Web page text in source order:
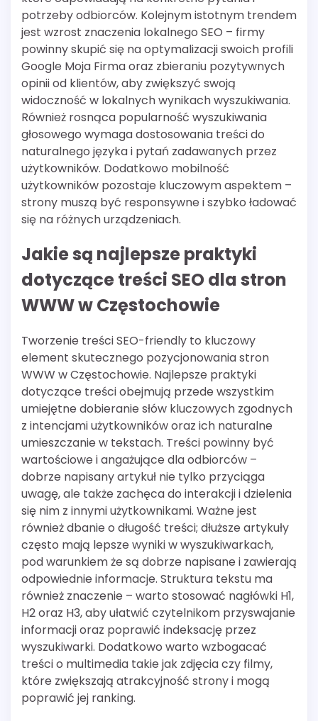
potrzeby odbiorców. Kolejnym istotnym trendem
jest wzrost znaczenia lokalnego SEO – firmy
powinny skupić się na optymalizacji swoich profili
Google Moja Firma oraz zbieraniu pozytywnych
opinii od klientów, aby zwiększyć swoją
widoczność w lokalnych wynikach wyszukiwania.
Również rosnąca popularność wyszukiwania
głosowego wymaga dostosowania treści do
naturalnego języka i pytań zadawanych przez
użytkowników. Dodatkowo mobilność
użytkowników pozostaje kluczowym aspektem –
strony muszą być responsywne i szybko ładować
się na różnych urządzeniach.
Jakie są najlepsze praktyki
dotyczące treści SEO dla stron
WWW w Częstochowie
Tworzenie treści SEO-friendly to kluczowy
element skutecznego pozycjonowania stron
WWW w Częstochowie. Najlepsze praktyki
dotyczące treści obejmują przede wszystkim
umiejętne dobieranie słów kluczowych zgodnych
z intencjami użytkowników oraz ich naturalne
umieszczanie w tekstach. Treści powinny być
wartościowe i angażujące dla odbiorców –
dobrze napisany artykuł nie tylko przyciąga
uwagę, ale także zachęca do interakcji i dzielenia
się nim z innymi użytkownikami. Ważne jest
również dbanie o długość treści; dłuższe artykuły
często mają lepsze wyniki w wyszukiwarkach,
pod warunkiem że są dobrze napisane i zawierają
odpowiednie informacje. Struktura tekstu ma
również znaczenie – warto stosować nagłówki H1,
H2 oraz H3, aby ułatwić czytelnikom przyswajanie
informacji oraz poprawić indeksację przez
wyszukiwarki. Dodatkowo warto wzbogacać
treści o multimedia takie jak zdjęcia czy filmy,
które zwiększają atrakcyjność strony i mogą
poprawić jej ranking.